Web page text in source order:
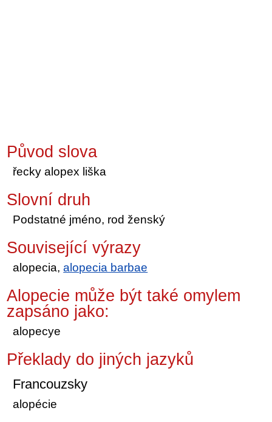
Původ slova
řecky alopex liška
Slovní druh
Podstatné jméno, rod ženský
Související výrazy
alopecia,alopecia barbae
Alopecie může být také omylem
zapsáno jako:
alopecye
Překlady do jiných jazyků
Francouzsky
alopécie